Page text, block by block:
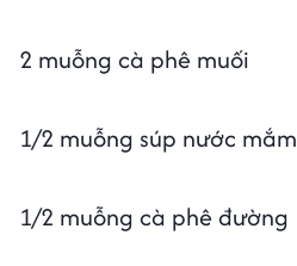
2 muỗng cà phê muối
1/2 muỗng súp nước mắm
1/2 muỗng cà phê đường